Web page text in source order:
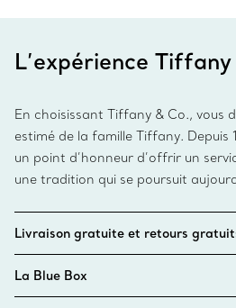
L’expérience Tiffany
En choisissant Tiffany & Co., vous
estimé de la famille Tiffany. Depuis
un point d’honneur d’offrir un
une tradition qui se poursuit
Livraison gratuite et retours
La Blue Box